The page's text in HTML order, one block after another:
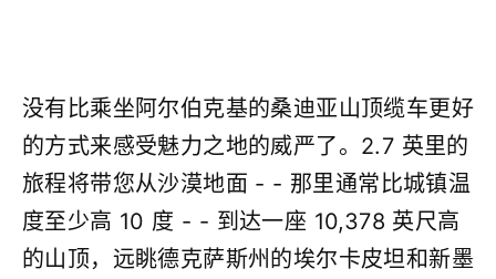
没有比乘坐阿尔伯克基的桑迪亚山顶缆车更好
的方式来感受魅力之地的威严了。2.7 英里的
旅程将带您从沙漠地面 - - 那里通常比城镇温
度至少高 10 度 - - 到达一座 10,378 英尺高
的山顶，远眺德克萨斯州的埃尔卡皮坦和新墨